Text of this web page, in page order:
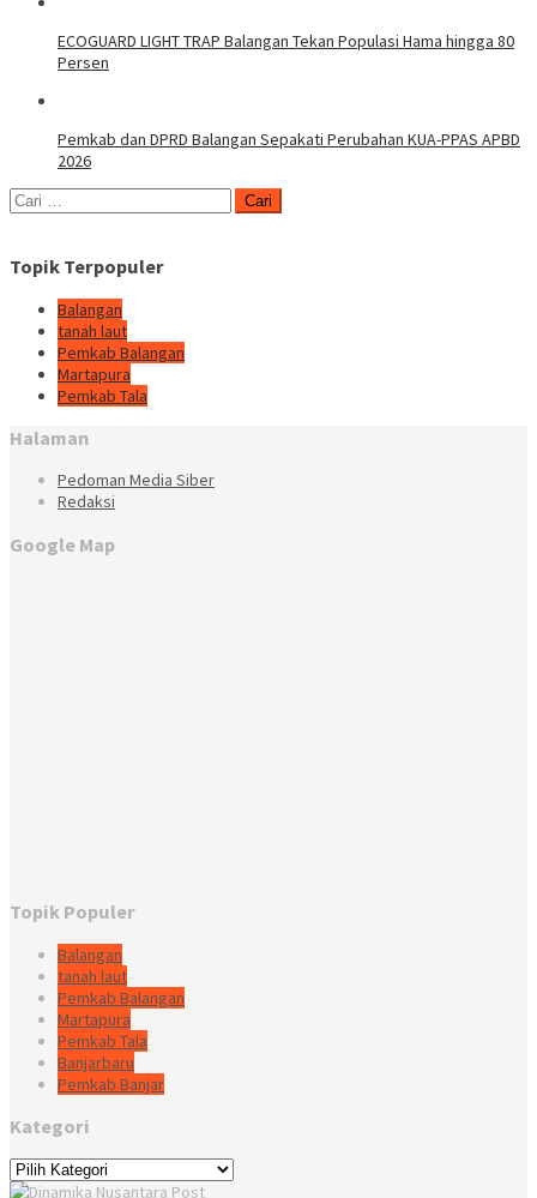
ECOGUARD LIGHT TRAP Balangan Tekan Populasi Hama hingga 80
Persen
Pemkab dan DPRD Balangan Sepakati Perubahan KUA-PPAS APBD
2026
Cari
untuk:
Topik Terpopuler
Balangan
tanah laut
Pemkab Balangan
Martapura
Pemkab Tala
Halaman
Pedoman Media Siber
Redaksi
Google Map
Topik Populer
Balangan
tanah laut
Pemkab Balangan
Martapura
Pemkab Tala
Banjarbaru
Pemkab Banjar
Kategori
Kategori